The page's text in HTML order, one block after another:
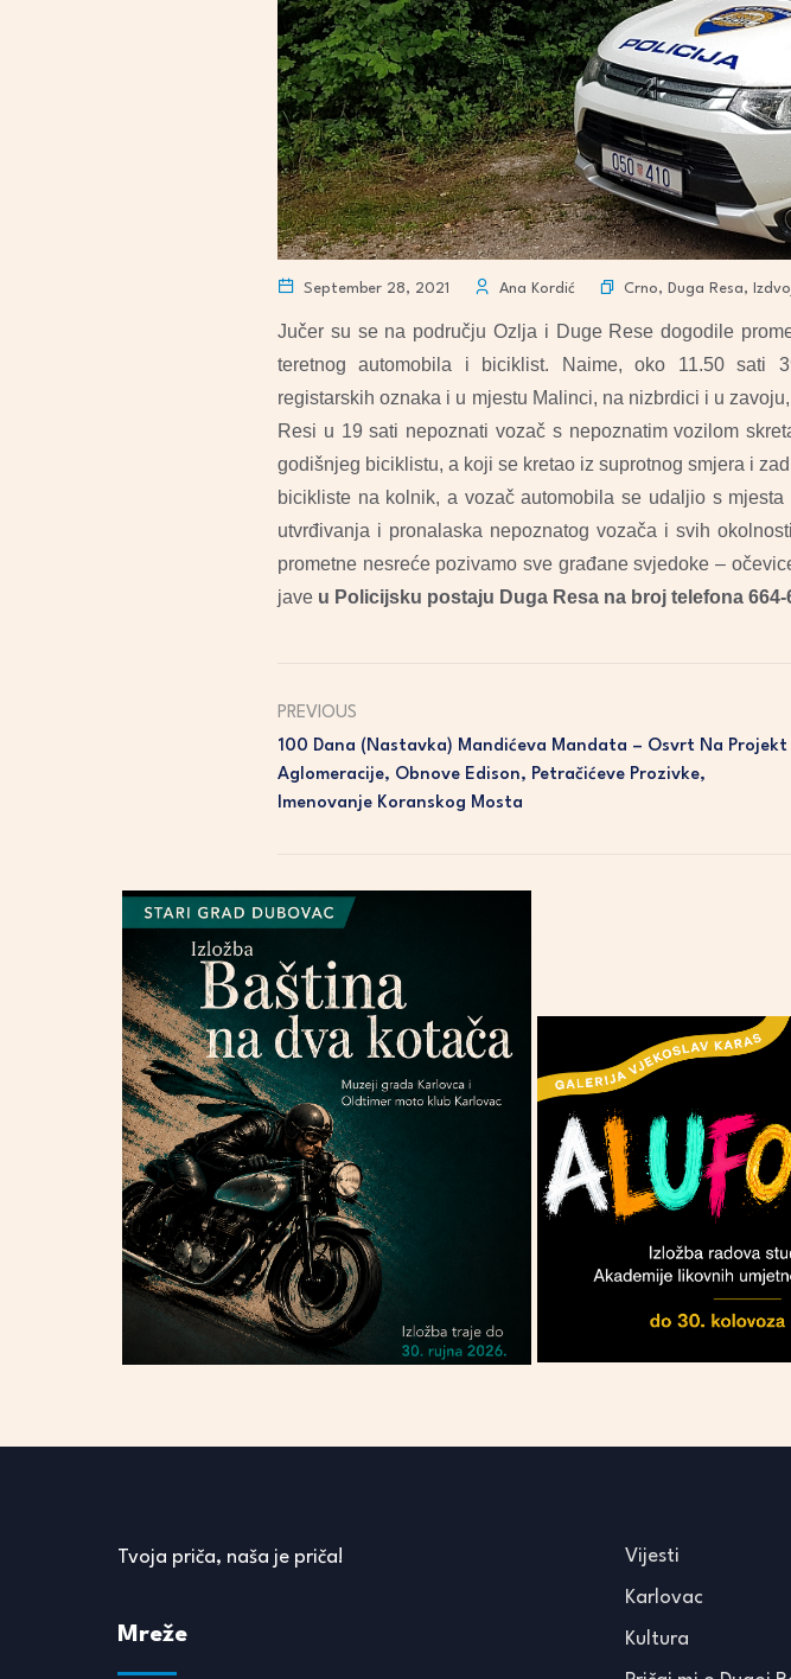
September 28, 2021 Ana Kordić Crno, Duga Resa,
Jučer su se na području Ozlja i Duge Rese dogodile
teretnog automobila i biciklist. Naime, oko 11.50 sati
registarskih oznaka i u mjestu Malinci, na nizbrdici i u
Resi u 19 sati nepoznati vozač s nepoznatim vozilom
godišnjeg biciklistu, a koji se kretao iz suprotnog smjera i
bicikliste na kolnik, a vozač automobila se udaljio s
utvrđivanja i pronalaska nepoznatog vozača i svih
prometne nesreće pozivamo sve građane svjedoke –
jave u Policijsku postaju Duga Resa na broj telefona 664-
PREVIOUS
100 Dana (nastavka) Mandićeva Mandata – Osvrt Na Projekt
Aglomeracije, Obnove Edison, Petračićeve Prozivke,
Imenovanje Koranskog Mosta
Tvoja priča, naša je priča!
Mreže
Vijesti
Karlovac
Kultura